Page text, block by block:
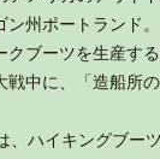
州ポートランド。
クブーツを生産す
戦中に、「造船所
、ハイキングブー